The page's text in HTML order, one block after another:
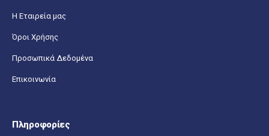
Η Εταιρεία μας
Όροι Χρήσης
Προσωπικά Δεδομένα
Επικοινωνία
Πληροφορίες